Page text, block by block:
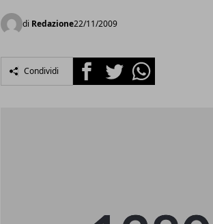
di Redazione22/11/2009
Condividi FacebookTwitterWhatsapp